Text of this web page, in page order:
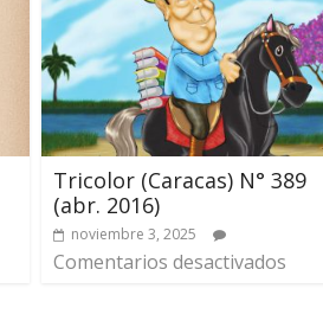
Tricolor (Caracas) N° 389
(abr. 2016)
noviembre 3, 2025
Comentarios desactivados